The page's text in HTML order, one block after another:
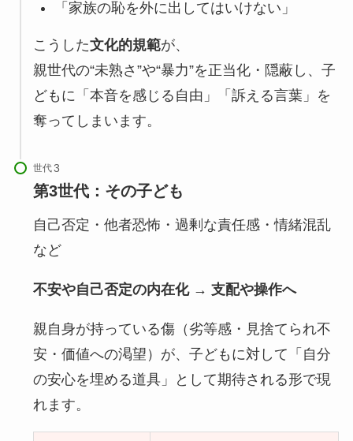
「家族の恥を外に出してはいけない」
こうした文化的規範が、
親世代の“未熟さ”や“暴力”を正当化・隠蔽し、子
どもに「本音を感じる自由」「訴える言葉」を
奪ってしまいます。
世代
第3世代：その子ども
自己否定・他者恐怖・過剰な責任感・情緒混乱
など
不安や自己否定の内在化 → 支配や操作へ
親自身が持っている傷（劣等感・見捨てられ不
安・価値への渇望）が、子どもに対して「自分
の安心を埋める道具」として期待される形で現
れます。